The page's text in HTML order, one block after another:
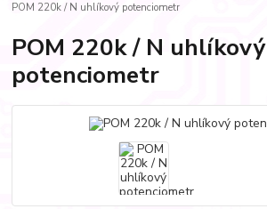
POM 220k / N uhlíkový potenciometr
POM 220k / N uhlíkový
potenciometr